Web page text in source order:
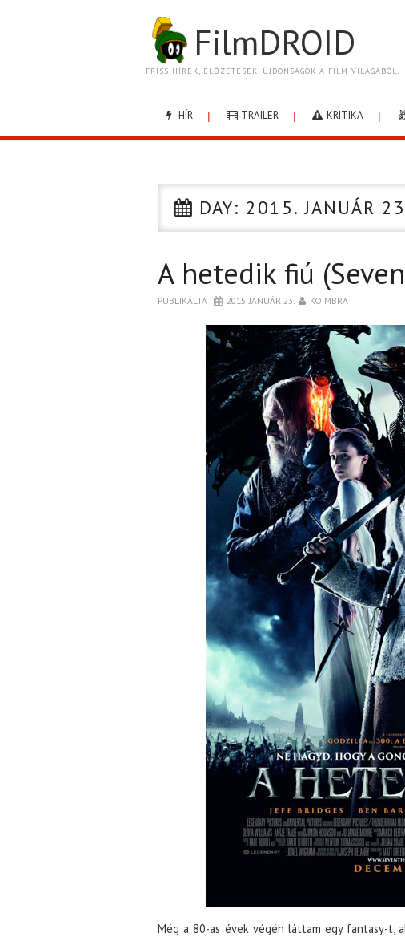
FilmDROID
FRISS HÍREK, ELŐZETESEK, ÚJDONSÁGOK A FILM VILÁGÁBÓL.
HÍR TRAILER KRITIKA
DAY: 2015. JANUÁR
A hetedik fiú
PUBLIKÁLTA 2015. JANUÁR 23. KOIMBRA
Még a 80-as évek végén láttam egy fantasy-t,